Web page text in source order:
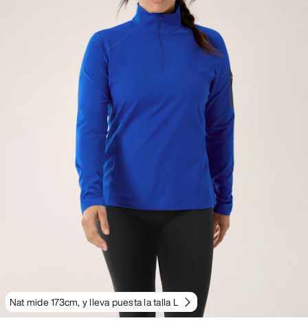
Nat mide 173cm, y lleva puesta la talla L